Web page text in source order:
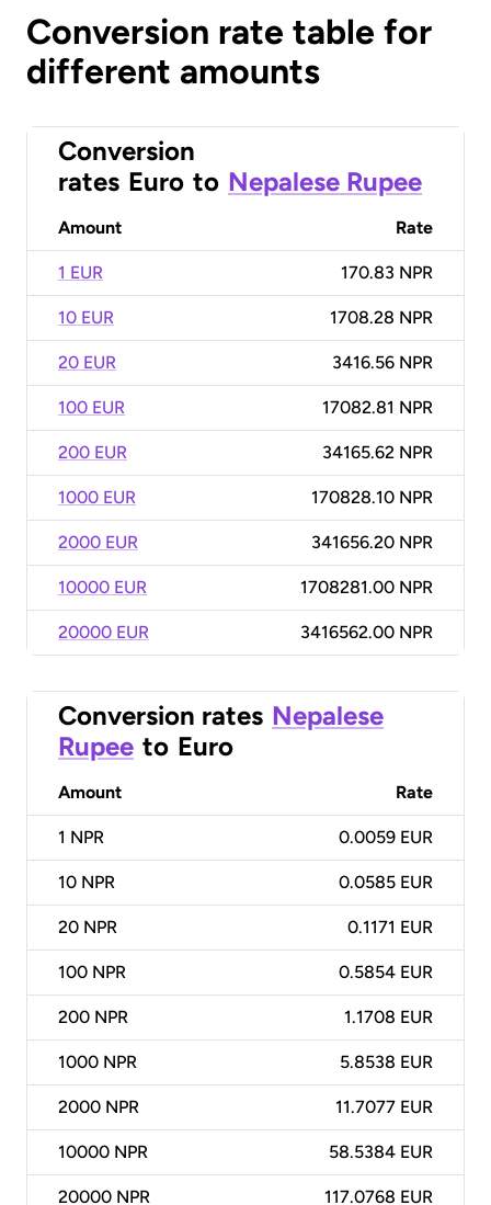
Conversion rate table for
different amounts
Conversion
rates Euro to Nepalese Rupee
Amount Rate
1 EUR 170.83 NPR
10 EUR 1708.28 NPR
20 EUR 3416.56 NPR
100 EUR 17082.81 NPR
200 EUR 34165.62 NPR
1000 EUR 170828.10 NPR
2000 EUR 341656.20 NPR
10000 EUR 1708281.00 NPR
20000 EUR 3416562.00 NPR
Conversion rates Nepalese
Rupee to Euro
Amount Rate
1 NPR 0.0059 EUR
10 NPR 0.0585 EUR
20 NPR 0.1171 EUR
100 NPR 0.5854 EUR
200 NPR 1.1708 EUR
1000 NPR 5.8538 EUR
2000 NPR 11.7077 EUR
10000 NPR 58.5384 EUR
20000 NPR 117.0768 EUR